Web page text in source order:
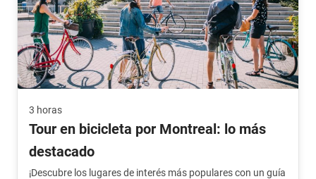
3 horas
Tour en bicicleta por Montreal: lo más
destacado
¡Descubre los lugares de interés más populares con un guía